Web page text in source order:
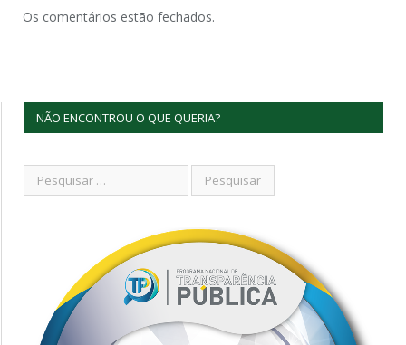
Os comentários estão fechados.
NÃO ENCONTROU O QUE QUERIA?